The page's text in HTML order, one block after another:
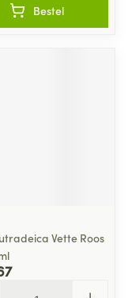
Bestel
Vette Roos